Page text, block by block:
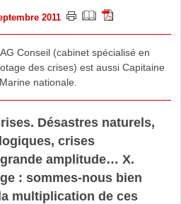
2011
Conseil (cabinet spécialisé en
des crises) est aussi Capitaine
nationale.
Désastres naturels,
crises
amplitude… X.
: sommes-nous bien
multiplication de ces